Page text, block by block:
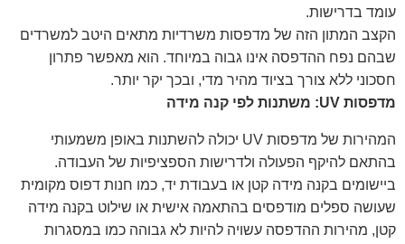
עומד בדרישות.
הקצב המתון הזה של מדפסות משרדיות מתאים היטב למשרדים
שבהם נפח ההדפסה אינו גבוה במיוחד. הוא מאפשר פתרון
חסכוני ללא צורך בציוד מהיר מדי, ובכך יקר יותר.
מדפסות UV: משתנות לפי קנה מידה
המהירות של מדפסות UV יכולה להשתנות באופן משמעותי
בהתאם להיקף הפעולה ולדרישות הספציפיות של העבודה.
ביישומים בקנה מידה קטן או בעבודת יד, כמו חנות דפוס מקומית
שעושה ספלים מודפסים בהתאמה אישית או שילוט בקנה מידה
קטן, מהירות ההדפסה עשויה להיות לא גבוהה כמו במסגרות